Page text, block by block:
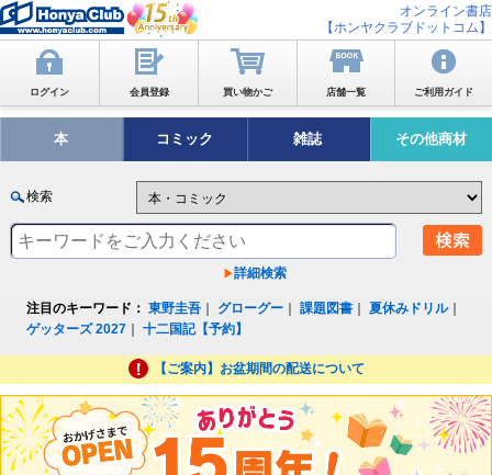
オンライン書店
【ホンヤクラブドットコム】
ログイン 会員登録 買い物かご 店舗一覧 ご利用ガイド
本 コミック 雑誌 その他商材
検索
詳細検索
注目のキーワード： 東野圭吾 グローグー ｜課題図書 ｜夏休みドリル｜
ゲッターズ 2027 ｜十二国記【予約】
【ご案内】お盆期間の配送について